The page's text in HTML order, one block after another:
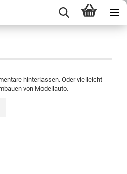
hinterlassen. Oder vielleicht
von Modellauto.